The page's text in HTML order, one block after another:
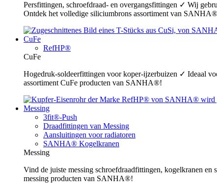
Persfittingen, schroefdraad- en overgangsfittingen ✓ Wij
Ontdek het volledige siliciumbrons assortiment van
CuFe
RefHP®
CuFe
Hogedruk-soldeerfittingen voor koper-ijzerbuizen ✓ Ideaal
assortiment CuFe producten van SANHA®!
Messing
3fit®-Push
Draadfittingen van Messing
Aansluitingen voor radiatoren
SANHA® Kogelkranen
Messing
Vind de juiste messing schroefdraadfittingen, kogelkranen
messing producten van SANHA®!